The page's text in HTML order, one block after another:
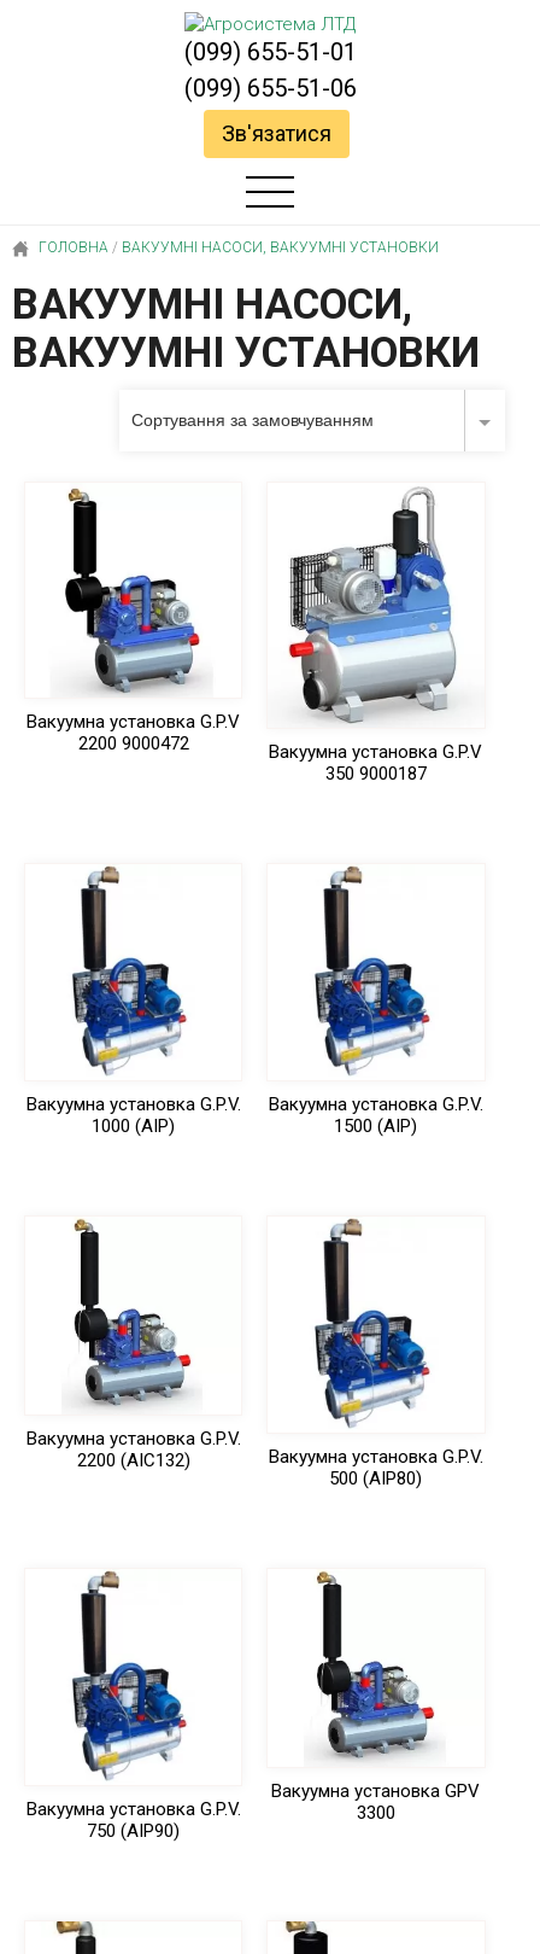
(099) 655-51-01
(099) 655-51-06
Зв'язатися
ГОЛОВНА / ВАКУУМНІ НАСОСИ, ВАКУУМНІ УСТАНОВКИ
ВАКУУМНІ НАСОСИ,
ВАКУУМНІ УСТАНОВКИ
Сортування за замовчуванням
Вакуумна установка G.P.V
2200 9000472
Вакуумна установка G.P.V
350 9000187
Вакуумна установка G.P.V.
1000 (AIP)
Вакуумна установка G.P.V.
1500 (AIP)
Вакуумна установка G.P.V.
2200 (AIC132)
Вакуумна установка G.P.V.
500 (AIP80)
Вакуумна установка G.P.V.
750 (AIP90)
Вакуумна установка GPV
3300